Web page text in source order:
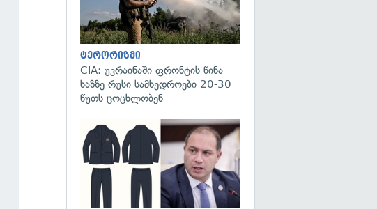
ტერორიზმი
CIA: უკრაინაში ფრონტის წინა
ხაზზე რუსი სამხედროები 20-30
წუთს ცოცხლობენ